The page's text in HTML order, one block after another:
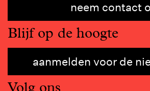
neem contact
Blijf op de hoogte
aanmelden voor de
Volg ons